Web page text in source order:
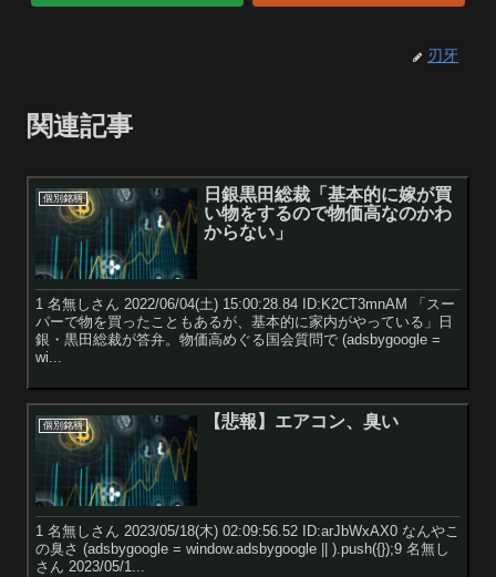
刃牙
関連記事
個別銘柄
日銀黒田総裁「基本的に嫁が買
い物をするので物価高なのかわ
からない」
1 名無しさん 2022/06/04(土) 15:00:28.84 ID:K2CT3mnAM 「スー
パーで物を買ったこともあるが、基本的に家内がやっている」日
銀・黒田総裁が答弁。物価高めぐる国会質問で (adsbygoogle =
wi...
個別銘柄 【悲報】エアコン、臭い
1 名無しさん 2023/05/18(木) 02:09:56.52 ID:arJbWxAX0 なんやこ
の臭さ (adsbygoogle = window.adsbygoogle || ).push({});9 名無し
さん 2023/05/1...